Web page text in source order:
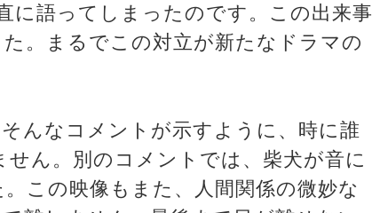
に語ってしまったのです。この出来事
。まるでこの対立が新たなドラマの
んなコメントが示すように、時に誰
ん。別のコメントでは、柴犬が音に
この映像もまた、人間関係の微妙な